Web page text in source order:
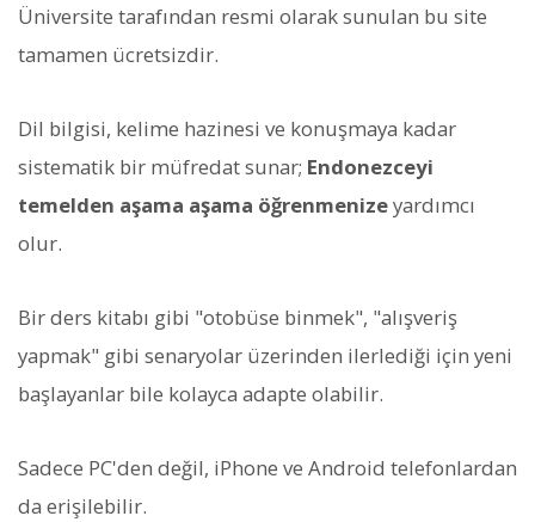
Üniversite tarafından resmi olarak sunulan bu site
tamamen ücretsizdir.
Dil bilgisi, kelime hazinesi ve konuşmaya kadar
sistematik bir müfredat sunar; Endonezceyi
temelden aşama aşama öğrenmenizeyardımcı
olur.
Bir ders kitabı gibi "otobüse binmek", "alışveriş
yapmak" gibi senaryolar üzerinden ilerlediği için yeni
başlayanlar bile kolayca adapte olabilir.
Sadece PC'den değil, iPhone ve Android telefonlardan
da erişilebilir.